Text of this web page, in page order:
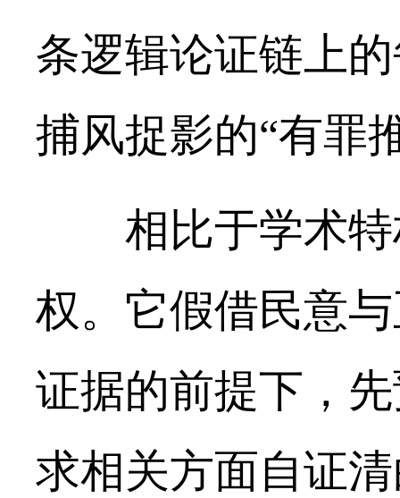
条逻辑论证链上
捕风捉影的“有罪
相比于学术特
权。它假借民意
证据的前提下，
求相关方面自证